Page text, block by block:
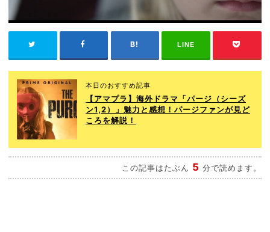
LINE
本日のおすすめ記事
【アマプラ】海外ドラマ「パージ（シーズ
ン1,2）」魅力と感想！パージファンが見ど
ころを解説！
この記事はたぶん 5 分で読めます。